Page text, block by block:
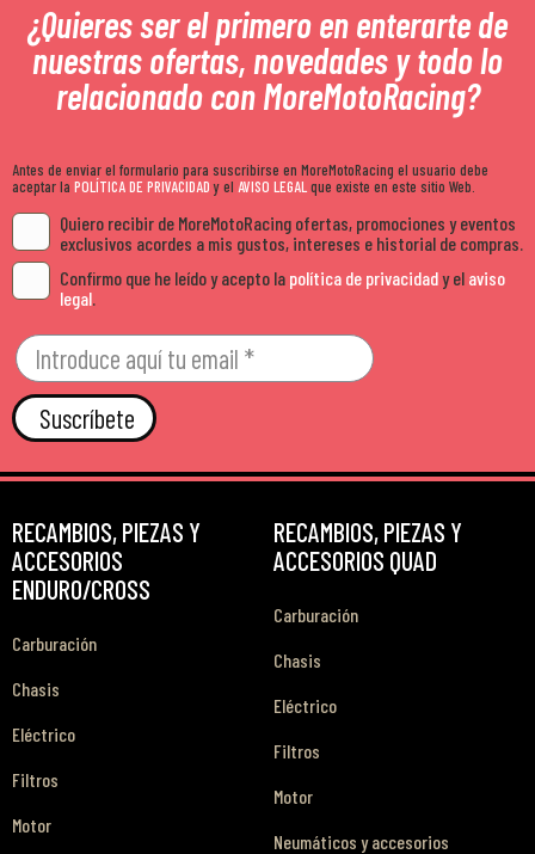
¿Quieres ser el primero en enterarte de
nuestras ofertas, novedades y todo lo
relacionado con MoreMotoRacing?
Antes de enviar el formulario para suscribirse en MoreMotoRacing el usuario debe
aceptar la POLÍTICA DE PRIVACIDADy el AVISO LEGALque existe en este sitio Web.
Quiero recibir de MoreMotoRacing ofertas, promociones y eventos
exclusivos acordes a mis gustos, intereses e historial de compras.
Confirmo que he leído y acepto la política de privacidady el aviso
legal
Suscríbete
RECAMBIOS, PIEZAS Y
ACCESORIOS
ENDURO/CROSS
Carburación
Chasis
Eléctrico
Filtros
Motor
RECAMBIOS, PIEZAS Y
ACCESORIOS QUAD
Carburación
Chasis
Eléctrico
Filtros
Motor
Neumáticos y accesorios